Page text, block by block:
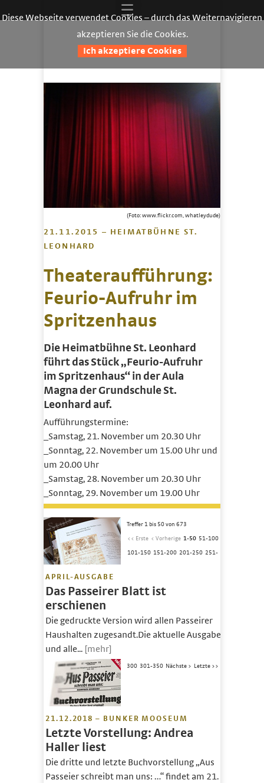
(Foto: www.flickr.com, whatleydude)
21.11.2015 – HEIMATBÜHNE ST.
LEONHARD
Theateraufführung:
Feurio-Aufruhr im
Spritzenhaus
Die Heimatbühne St. Leonhard
führt das Stück „Feurio-Aufruhr
im Spritzenhaus“ in der Aula
Magna der Grundschule St.
Leonhard auf.
Aufführungstermine:
_Samstag, 21. November um 20.30 Uhr
_Sonntag, 22. November um 15.00 Uhr und
um 20.00 Uhr
_Samstag, 28. November um 20.30 Uhr
_Sonntag, 29. November um 19.00 Uhr
APRIL-AUSGABE
Das Passeirer Blatt ist
erschienen
Die gedruckte Version wird allen Passeirer
Haushalten zugesandt.Die aktuelle Ausgabe
und alle... [mehr]
21.12.2018 – BUNKER MOOSEUM
Letzte Vorstellung: Andrea
Haller liest
Die dritte und letzte Buchvorstellung „Aus
Passeier schreibt man uns: …“ findet am 21.
Treffer 1 bis 50 von 673
<< Erste < Vorherige 1-50 51-100
101-150 151-200 201-250 251-
300 301-350 Nächste > Letzte >>
Diese Webseite verwendet Cookies – durch das Weiternavigieren
akzeptieren Sie die Cookies.
Ich akzeptiere Cookies